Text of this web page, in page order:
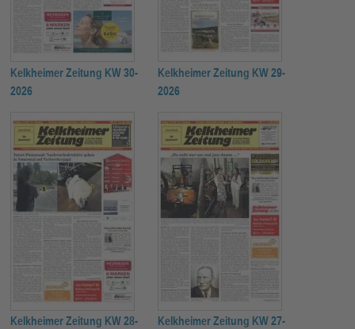
Kelkheimer Zeitung KW 30-
2026
Kelkheimer Zeitung KW 29-
2026
Kelkheimer Zeitung KW 28-
Kelkheimer Zeitung KW 27-